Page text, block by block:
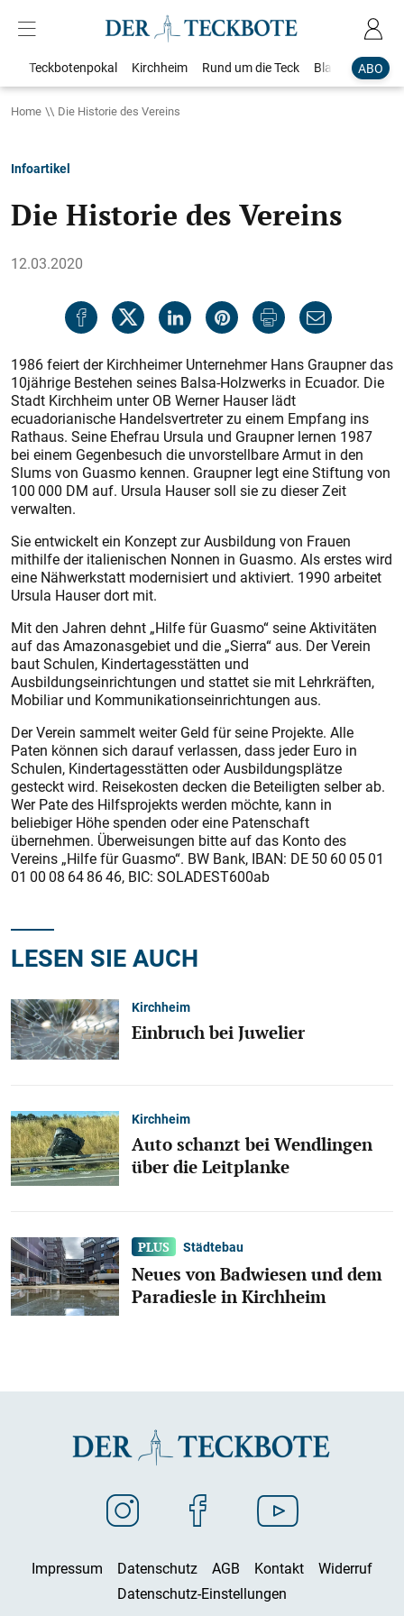
ABO
Teckbotenpokal Kirchheim Rund um die Teck Blaulicht
Home Die Historie des Vereins
Infoartikel
Die Historie des Vereins
12.03.2020
1986 feiert der Kirchheimer Unternehmer Hans Graupner das
10jährige Bestehen seines Balsa-Holzwerks in Ecuador. Die
Stadt Kirchheim unter OB Werner Hauser lädt
ecuadorianische Handelsvertreter zu einem Empfang ins
Rathaus. Seine Ehefrau Ursula und Graupner lernen 1987
bei einem Gegenbesuch die unvorstellbare Armut in den
Slums von Guasmo kennen. Graupner legt eine Stiftung von
100 000 DM auf. Ursula Hauser soll sie zu dieser Zeit
verwalten.
Sie entwickelt ein Konzept zur Ausbildung von Frauen
mithilfe der italienischen Nonnen in Guasmo. Als erstes wird
eine Nähwerkstatt modernisiert und aktiviert. 1990 arbeitet
Ursula Hauser dort mit.
Mit den Jahren dehnt „Hilfe für Guasmo“ seine Aktivitäten
auf das Amazonasgebiet und die „Sierra“ aus. Der Verein
baut Schulen, Kindertagesstätten und
Ausbildungseinrichtungen und stattet sie mit Lehrkräften,
Mobiliar und Kommunikationseinrichtungen aus.
Der Verein sammelt weiter Geld für seine Projekte. Alle
Paten können sich darauf verlassen, dass jeder Euro in
Schulen, Kindertagesstätten oder Ausbildungsplätze
gesteckt wird. Reisekosten decken die Beteiligten selber ab.
Wer Pate des Hilfsprojekts werden möchte, kann in
beliebiger Höhe spenden oder eine Patenschaft
übernehmen. Überweisungen bitte auf das Konto des
Vereins „Hilfe für Guasmo“. BW Bank, IBAN: DE 50 60 05 01
01 00 08 64 86 46, BIC: SOLADEST600ab
LESEN SIE AUCH
Kirchheim
Einbruch bei Juwelier
Kirchheim
Auto schanzt bei Wendlingen
über die Leitplanke
Städtebau
Neues von Badwiesen und dem
Paradiesle in Kirchheim
Impressum Datenschutz AGB Kontakt
Widerruf
Datenschutz-Einstellungen